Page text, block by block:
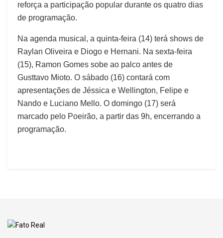
reforça a participação popular durante os quatro dias
de programação.
Na agenda musical, a quinta-feira (14) terá shows de
Raylan Oliveira e Diogo e Hernani. Na sexta-feira
(15), Ramon Gomes sobe ao palco antes de
Gusttavo Mioto. O sábado (16) contará com
apresentações de Jéssica e Wellington, Felipe e
Nando e Luciano Mello. O domingo (17) será
marcado pelo Poeirão, a partir das 9h, encerrando a
programação.